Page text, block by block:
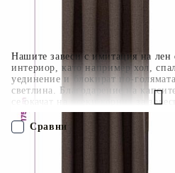
Нашите завеси с имитация на лен
интериор, като например хол,
уединение и блокират по-
светлина. Благодарение на
се окачат на всеки корниз за
висококачествен 100%
могат да се перат в пералня.
Корнизът за завеси не е включен.
Сравни